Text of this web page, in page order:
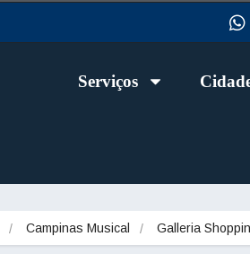
Serviços
Campinas Musical Galleria